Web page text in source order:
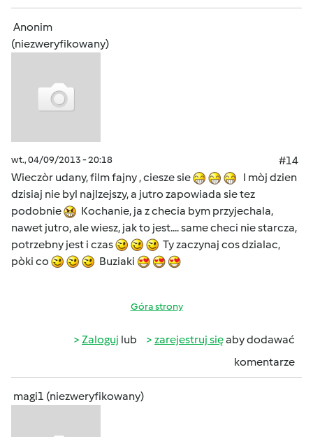
Anonim
(niezweryfikowany)
wt., 04/09/2013 - 20:18
#14
Wieczòr udany, film fajny , ciesze sie
I mòj dzien
dzisiaj nie byl najlzejszy, a jutro zapowiada sie tez
podobnie
Kochanie, ja z checia bym przyjechala,
nawet jutro, ale wiesz, jak to jest.... same checi nie starcza,
potrzebny jest i czas
Ty zaczynaj cos dzialac,
pòki co
Buziaki
Góra strony
Zaloguj lub zarejestruj sięaby dodawać
komentarze
magi1 (niezweryfikowany)